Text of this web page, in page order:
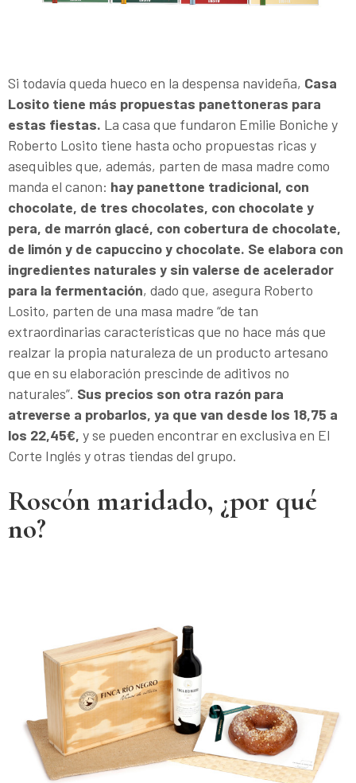
Si todavía queda hueco en la despensa navideña, Casa
Losito tiene más propuestas panettoneras para
estas fiestas. La casa que fundaron Emilie Boniche y
Roberto Losito tiene hasta ocho propuestas ricas y
asequibles que, además, parten de masa madre como
manda el canon: hay panettone tradicional, con
chocolate, de tres chocolates, con chocolate y
pera, de marrón glacé, con cobertura de chocolate,
de limón y de capuccino y chocolate. Se elabora con
ingredientes naturales y sin valerse de acelerador
para la fermentación, dado que, asegura Roberto
Losito, parten de una masa madre “de tan
extraordinarias características que no hace más que
realzar la propia naturaleza de un producto artesano
que en su elaboración prescinde de aditivos no
naturales”. Sus precios son otra razón para
atreverse a probarlos, ya que van desde los 18,75 a
los 22,45€, y se pueden encontrar en exclusiva en El
Corte Inglés y otras tiendas del grupo.
Roscón maridado, ¿por qué
no?